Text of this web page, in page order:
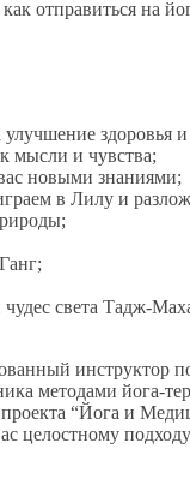
отправиться на
здоровья и
мысли и чувства;
новыми знаниями;
в Лилу и
света Тадж-
инструктор
методами
“Йога и
целостному